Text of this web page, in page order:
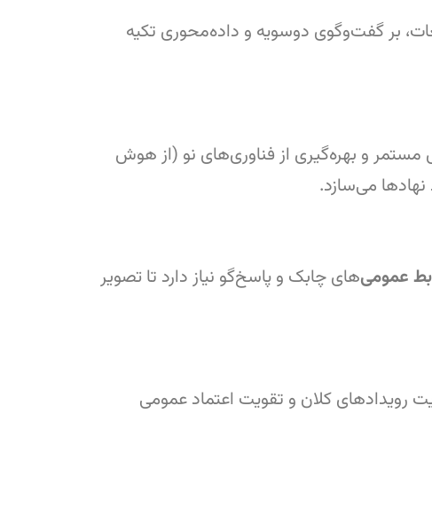
بر گفت‌وگوی دوسویه و داده‌محوری تکیه
مستمر و بهره‌گیری از فناوری‌های نو (از هوش
نهادها می‌سازد.
عمومی‌های چابک و پاسخ‌گو نیاز دارد تا تصویر
رویدادهای کلان و تقویت اعتماد عمومی